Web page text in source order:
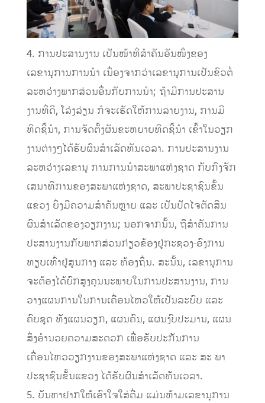
4. ການປະສານງານ ເປັນໜ້າທີ່ສໍາຄັນອັນໜຶ່ງຂອງ
ເລຂານຸການການນໍາ ເນື່ອງຈາກວ່າເລຂານຸການເປັນຂົວຕໍ່
ລະຫວ່າງພາກສ່ວນອື່ນກັບການນໍາ; ຖ້າມີການປະສານ
ງານທີ່ດີ, ໂລ່ງລ່ຽນ ກໍຈະເຮັດໃຫ້ການລາຍງານ, ການມີ
ທິດຊີ້ນໍາ, ການຈັດຕັ້ງຜັນຂະຫຍາຍທິດຊີ້ນໍາ ເຂົ້າໃນວຽກ
ງານຕ່າງໆໄດ້ຮັບຜົນສໍາເລັດທັນເວລາ. ການປະສານງານ
ລະຫວ່າງເລຂານຸ ການການນໍາສະພາແຫ່ງຊາດ ກັບກົງຈັກ
ເສນາທິການຂອງສະພາແຫ່ງຊາດ, ສະພາປະຊາຊົນຂັ້ນ
ແຂວງ ຍິ່ງມີຄວາມສໍາຄັນຫຼາຍ ແລະ ເປັນປັດໄຈຕັດສິນ
ຜົນສໍາເລັດຂອງວຽກງານ; ນອກຈາກນັ້ນ, ຖືສໍາຄັນການ
ປະສານງານກັບພາກສ່ວນກ່ຽວຂ້ອງຢູ່ກະຊວງ-ອົງການ
ທຽບເທົ່າຢູ່ສູນກາງ ແລະ ທ້ອງຖິ່ນ. ສະນັ້ນ, ເລຂານຸການ
ຈະຕ້ອງໄດ້ຍົກສູງຄຸນນະພາບໃນການປະສານງານ, ການ
ວາງແຜນການໃນການເຄື່ອນໄຫວໃຫ້ເປັນລະບົບ ແລະ
ຄົບຊຸດ ທັງແຜນວຽກ, ແຜນຄົນ, ແຜນງົບປະມານ, ແຜນ
ສິ່ງອໍານວຍຄວາມສະດວກ ເພື່ອຮັບປະກັນການ
ເຄື່ອນໄຫວວຽກງານຂອງສະພາແຫ່ງຊາດ ແລະ ສະ ພາ
ປະຊາຊົນຂັ້ນແຂວງ ໄດ້ຮັບຜົນສໍາເລັດທັນເວລາ.
5. ບັນຫາຢາກໃຫ້ເອົາໃຈໃສ່ຕື່ມ ແມ່ນຫ້າມເລຂານຸການ